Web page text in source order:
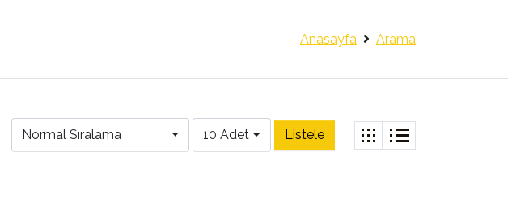
Anasayfa Arama
Normal Sıralama 10 Adet